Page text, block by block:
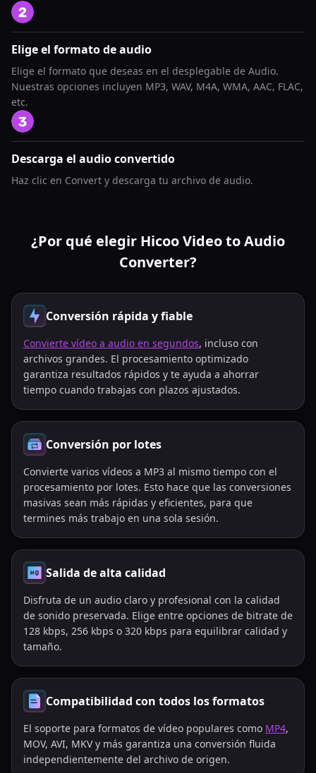
Elige el formato de audio
Elige el formato que deseas en el desplegable de Audio.
Nuestras opciones incluyen MP3, WAV, M4A, WMA, AAC, FLAC,
etc.
Descarga el audio convertido
Haz clic en Convert y descarga tu archivo de audio.
¿Por qué elegir Hicoo Video to Audio
Converter?
Conversión rápida y fiable
Convierte vídeo a audio en segundos, incluso con
archivos grandes. El procesamiento optimizado
garantiza resultados rápidos y te ayuda a ahorrar
tiempo cuando trabajas con plazos ajustados.
Conversión por lotes
Convierte varios vídeos a MP3 al mismo tiempo con el
procesamiento por lotes. Esto hace que las conversiones
masivas sean más rápidas y eficientes, para que
termines más trabajo en una sola sesión.
Salida de alta calidad
Disfruta de un audio claro y profesional con la calidad
de sonido preservada. Elige entre opciones de bitrate de
128 kbps, 256 kbps o 320 kbps para equilibrar calidad y
tamaño.
Compatibilidad con todos los formatos
El soporte para formatos de vídeo populares como MP4,
MOV, AVI, MKV y más garantiza una conversión fluida
independientemente del archivo de origen.